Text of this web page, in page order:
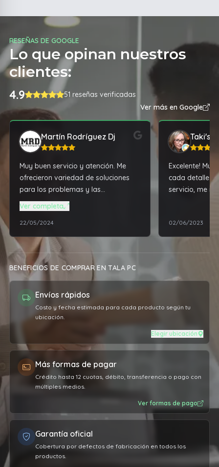
RESEÑAS DE GOOGLE
Lo que opinan nuestros
clientes:
4.9
51 reseñas verificadas
Ver más en Google
Martín Rodríguez Dj
Muy buen servicio y atención. Me
ofrecieron variedad de soluciones
para los problemas y las
actualizaciones que necesitaba mi
notebook, todo acorde a mis altas
exigencias profesionales. Excelente
relación de productos / mano de
obra vs el precio pagado por el
servicio. Sumamente conforme, la
máquina vuela más que nunca. Muy
agradecido 👏🏼
Ver completa
22/05/2024
Taki's
Excelente!
cada detalle.
servicio, me
02/06/2023
BENEFICIOS DE COMPRAR EN TALA PC
Envíos rápidos
Costo y fecha estimada para cada producto según tu
ubicación.
Elegir ubicación
Más formas de pagar
Crédito hasta 12 cuotas, débito, transferencia o pago con
múltiples medios.
Ver formas de pago
Garantía oficial
Cobertura por defectos de fabricación en todos los
productos.